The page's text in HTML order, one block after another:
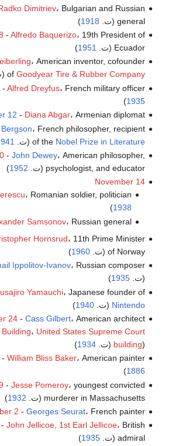
Dimitriev، Bulgarian and Russian
general (ت.
1918
)
- Alfredo Baquerizo، 19th President of
Ecuador (ت.
1951
)
، American inventor, cofounder
of Goodyear Tire & Rubber Company
- Alfred Dreyfus، French military officer (ت.
1935
)
12 - Diana Abgar، Armenian diplomat (ت.
، French philosopher, recipient
of the Nobel Prize in Literature (ت.
- John Dewey، American philosopher,
psychologist, and educator (ت.
1952
)
November 14
، Romanian soldier, politician (ت.
1938
)
Samsonov، Russian general (ت.
Hornsrud، 11th Prime Minister
of Norway (ت.
1960
)
Ippolitov-Ivanov، Russian composer
(ت.1935
)
Yamauchi، Japanese founder of
Nintendo (ت.1940
)
24- Cass Gilbert، American architect
، United States Supreme Court
building) (ت. 1934
)
- William Bliss Baker، American painter (ت.
1886
)
- Jesse Pomeroy، youngest convicted
murderer in Massachusetts (ت.
1932
)
2 - Georges Seurat، French painter (ت.
John Jellicoe, 1st Earl Jellicoe، British
admiral (ت.
1935
)